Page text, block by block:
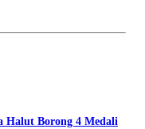
Halut Borong 4 Medali